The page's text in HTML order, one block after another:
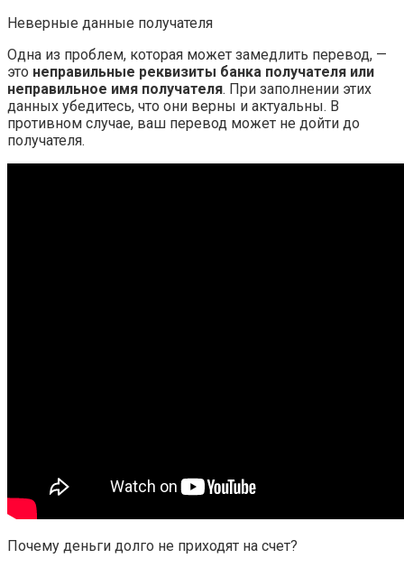
Неверные данные получателя
Одна из проблем, которая может замедлить перевод, —
это неправильные реквизиты банка получателя или
неправильное имя получателя. При заполнении этих
данных убедитесь, что они верны и актуальны. В
противном случае, ваш перевод может не дойти до
получателя.
Почему деньги долго не приходят на счет?